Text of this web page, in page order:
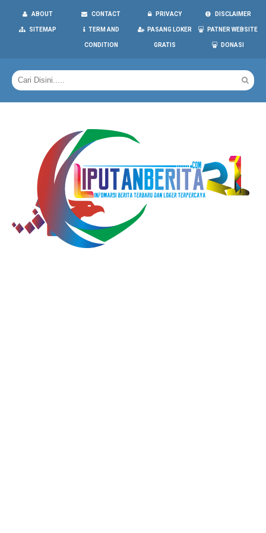
ABOUT CONTACT PRIVACY DISCLAIMER
SITEMAP TERM AND
CONDITION
PASANG LOKER
GRATIS
PATNER WEBSITE
DONASI